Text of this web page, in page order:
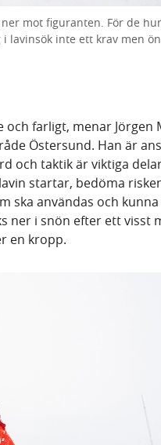
mot figuranten. För de
lavinsök inte ett krav men
farligt, menar Jörgen
Östersund. Han är
och taktik är viktiga
startar, bedöma
ska användas och
ner i snön efter ett visst
en kropp.